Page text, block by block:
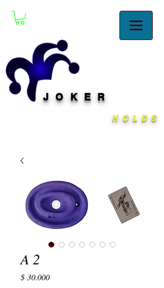
JOKER
HOLDS
A 2
$ 30.000Precio